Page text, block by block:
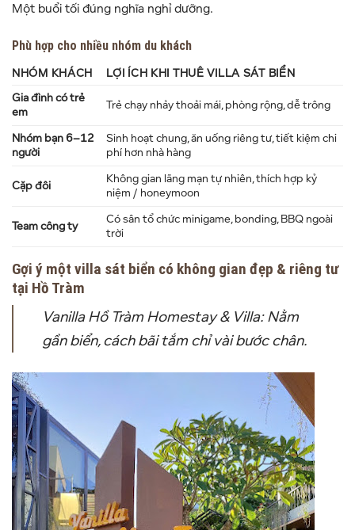
Một buổi tối đúng nghĩa nghỉ dưỡng.
Phù hợp cho nhiều nhóm du khách
NHÓM KHÁCH
LỢI ÍCH KHI THUÊ VILLA SÁT BIỂN
Gia đình có trẻ
em
Trẻ chạy nhảy thoải mái, phòng rộng, dễ trông
Nhóm bạn 6–12
người
Sinh hoạt chung, ăn uống riêng tư, tiết kiệm chi
phí hơn nhà hàng
Cặp đôi
Không gian lãng mạn tự nhiên, thích hợp kỷ
niệm / honeymoon
Team công ty
Có sân tổ chức minigame, bonding, BBQ ngoài
trời
Gợi ý một villa sát biển có không gian đẹp & riêng tư
tại Hồ Tràm
Vanilla Hồ Tràm Homestay & Villa: Nằm
gần biển, cách bãi tắm chỉ vài bước chân.